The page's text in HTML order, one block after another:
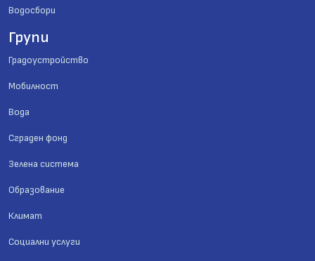
Водосбори
Групи
Градоустройство
Мобилност
Вода
Сграден фонд
Зелена система
Образование
Климат
Социални услуги